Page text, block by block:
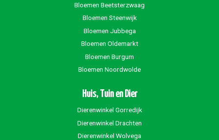
Bloemen Beetsterzwaag
Bloemen Steenwijk
Bloemen Jubbega
Bloemen Oldemarkt
Bloemen Burgum
Bloemen Noordwolde
Huis, Tuin en Dier
Dierenwinkel Gorredijk
Dierenwinkel Drachten
Dierenwinkel Wolvega